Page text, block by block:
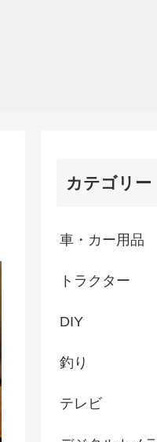
カテゴリー
車・カー用品
トラクター
DIY
釣り
テレビ